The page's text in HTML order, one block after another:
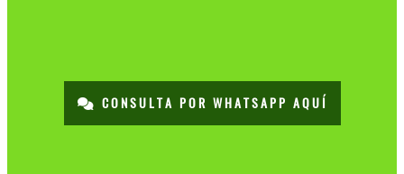
CONSULTA POR WHATSAPP AQUÍ